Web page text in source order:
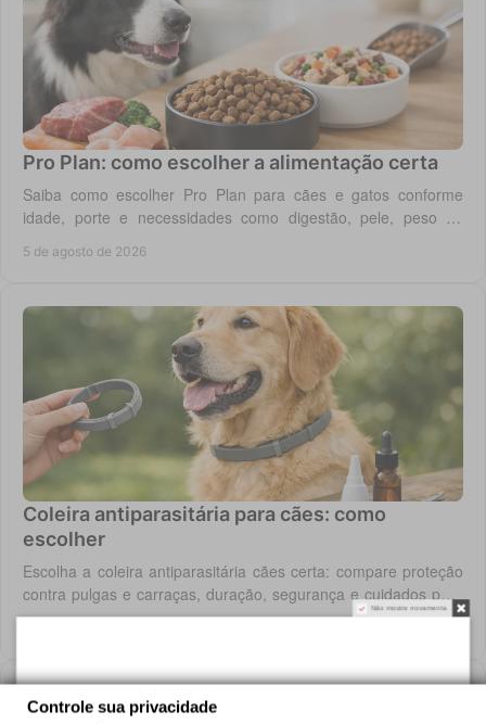
Não mostre novamente.
Pro Plan: como escolher a alimentação certa
Saiba como escolher Pro Plan para cães e gatos conforme
idade, porte e necessidades como digestão, pele, peso ou
5 de agosto de 2026
Coleira antiparasitária para cães: como
escolher
Escolha a coleira antiparasitária cães certa: compare proteção
contra pulgas e carraças, duração, segurança e cuidados para
cada rotina diária do cão.
Controle sua privacidade